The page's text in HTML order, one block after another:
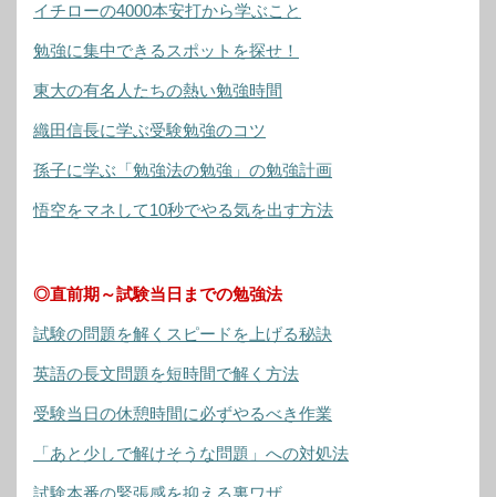
イチローの4000本安打から学ぶこと
勉強に集中できるスポットを探せ！
東大の有名人たちの熱い勉強時間
織田信長に学ぶ受験勉強のコツ
孫子に学ぶ「勉強法の勉強」の勉強計画
悟空をマネして10秒でやる気を出す方法
◎直前期～試験当日までの勉強法
試験の問題を解くスピードを上げる秘訣
英語の長文問題を短時間で解く方法
受験当日の休憩時間に必ずやるべき作業
「あと少しで解けそうな問題」への対処法
試験本番の緊張感を抑える裏ワザ